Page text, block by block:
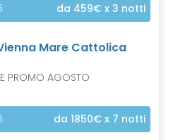
da 459€ x 3 notti
Mare Cattolica
PROMO AGOSTO
da 1850€ x 7 notti